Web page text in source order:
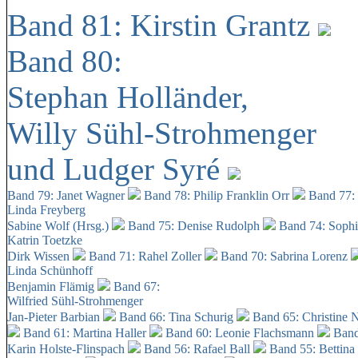
Band 81: Kirstin Grantz
Band 80:
Stephan Holländer,
Willy Sühl-Strohmenger
und Ludger Syré
Band 79: Janet Wagner Band 78: Philip Franklin Orr
Band
Linda Freyberg
Sabine Wolf (Hrsg.)
Band 75: Denise Rudolph
Band 74:
Katrin Toetzke
Dirk Wissen
Band 71: Rahel Zoller
Band 70: Sabrina Lorenz
Linda Schünhoff
Benjamin Flämig
Band 67:
Wilfried Sühl-Strohmenger
Jan-Pieter Barbian
Band 66: Tina Schurig
Band 65: Christine
Band 61: Martina Haller
Band 60: Leonie Flachsmann
Karin Holste-Flinspach
Band 56: Rafael Ball Band 55: